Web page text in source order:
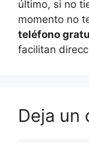
último, si no
momento no
teléfono
facilitan
Deja un